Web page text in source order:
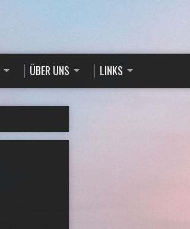
ÜBER UNS LINKS